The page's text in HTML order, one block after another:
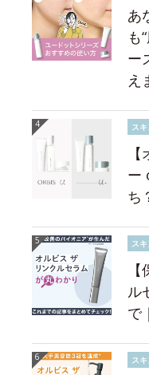
あ
も
ー
え
ス
ー
ち
ス
ル
で
ス